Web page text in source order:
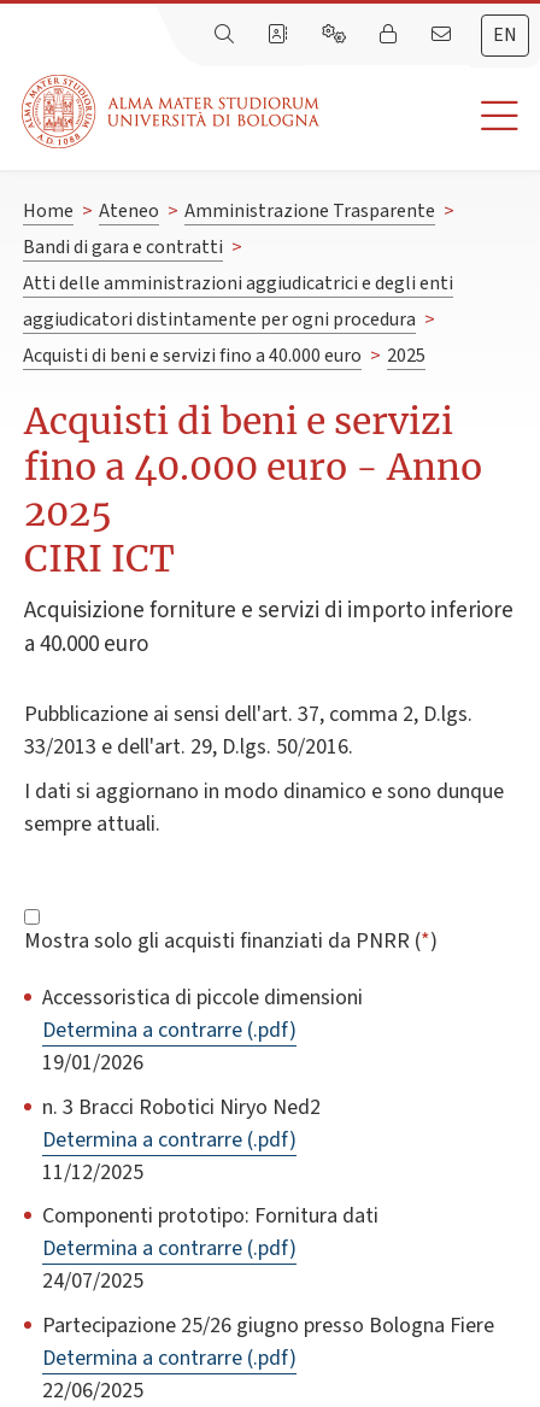
EN
Home > Ateneo > Amministrazione Trasparente >
Bandi di gara e contratti >
Atti delle amministrazioni aggiudicatrici e degli enti
aggiudicatori distintamente per ogni procedura >
Acquisti di beni e servizi fino a 40.000 euro > 2025
Acquisti di beni e servizi
fino a 40.000 euro - Anno
2025
CIRI ICT
Acquisizione forniture e servizi di importo inferiore
a 40.000 euro
Pubblicazione ai sensi dell'art. 37, comma 2, D.lgs.
33/2013 e dell'art. 29, D.lgs. 50/2016.
I dati si aggiornano in modo dinamico e sono dunque
sempre attuali.
Mostra solo gli acquisti finanziati da PNRR (*)
Accessoristica di piccole dimensioni
Determina a contrarre (.pdf)
19/01/2026
n. 3 Bracci Robotici Niryo Ned2
Determina a contrarre (.pdf)
11/12/2025
Componenti prototipo: Fornitura dati
Determina a contrarre (.pdf)
24/07/2025
Partecipazione 25/26 giugno presso Bologna Fiere
Determina a contrarre (.pdf)
22/06/2025